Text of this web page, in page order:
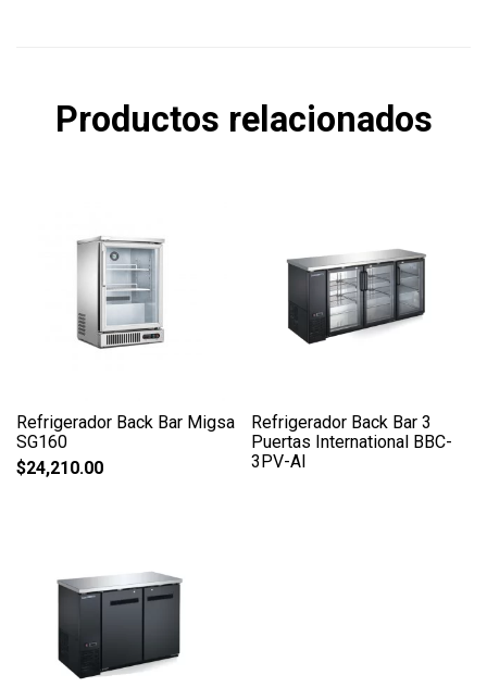
Productos relacionados
Refrigerador Back Bar Migsa
SG160
$24,210.00
Refrigerador Back Bar 3
Puertas International BBC-
3PV-AI